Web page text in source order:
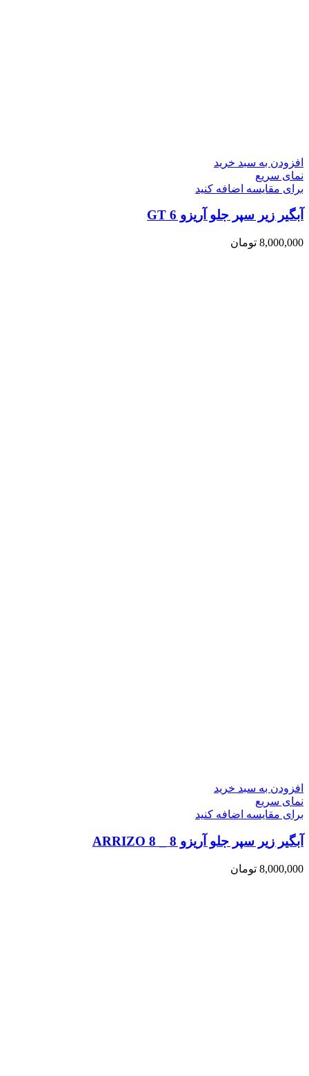
افزودن به سبد خرید
نمای سریع
برای مقایسه اضافه کنید
آبگیر زیر سپر جلو آریزو 6 GT
8,000,000 تومان
افزودن به سبد خرید
نمای سریع
برای مقایسه اضافه کنید
آبگیر زیر سپر جلو آریزو 8 _ ARRIZO 8
8,000,000 تومان